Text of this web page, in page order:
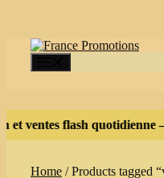
content
Menu
et ventes flash quotidienne
Home / Products tagged